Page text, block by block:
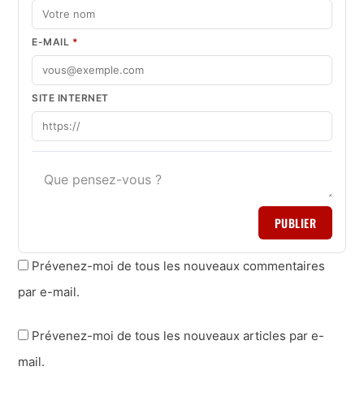
E-MAIL *
SITE INTERNET
PUBLIER
Prévenez-moi de tous les nouveaux commentaires
par e-mail.
Prévenez-moi de tous les nouveaux articles par e-
mail.